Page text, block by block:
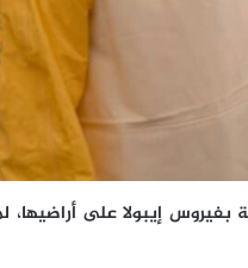
بفيروس إيبولا على